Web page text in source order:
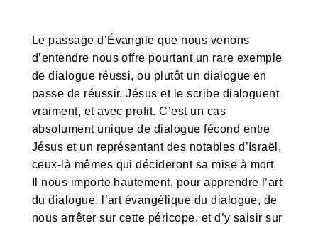
Le passage d’Évangile que nous venons
d’entendre nous offre pourtant un rare exemple
de dialogue réussi, ou plutôt un dialogue en
passe de réussir. Jésus et le scribe dialoguent
vraiment, et avec profit. C’est un cas
absolument unique de dialogue fécond entre
Jésus et un représentant des notables d’Israël,
ceux-là mêmes qui décideront sa mise à mort.
Il nous importe hautement, pour apprendre l’art
du dialogue, l’art évangélique du dialogue, de
nous arrêter sur cette péricope, et d’y saisir sur